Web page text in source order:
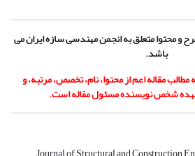
و محتوا متعلق به انجمن مهندسی سازه ایران می
باشد.
مقاله اعم از محتوا، نام، تخصص، مرتبه، و
شخص نویسنده مسئول مقاله است.